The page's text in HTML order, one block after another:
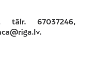
tālr. 67037246,